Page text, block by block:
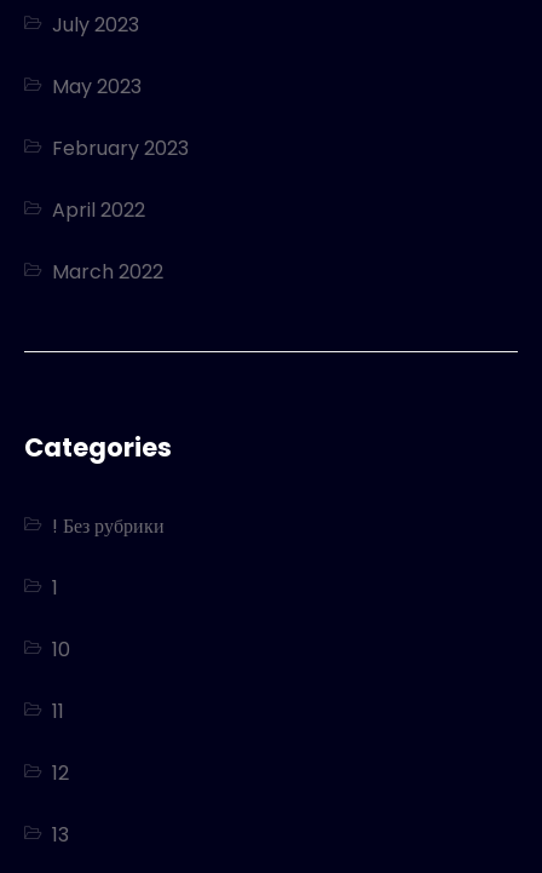
July 2023
May 2023
February 2023
April 2022
March 2022
Categories
! Без рубрики
1
10
11
12
13